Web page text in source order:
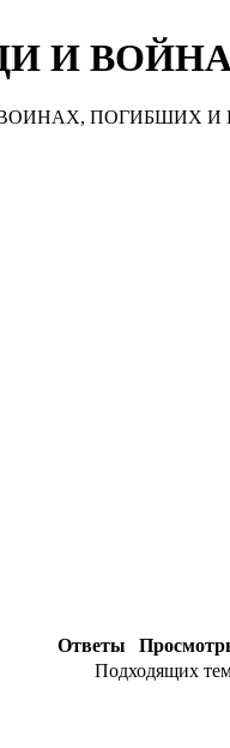
И ВОЙНА"
ПОГИБШИХ И
Ответы
Подходящих